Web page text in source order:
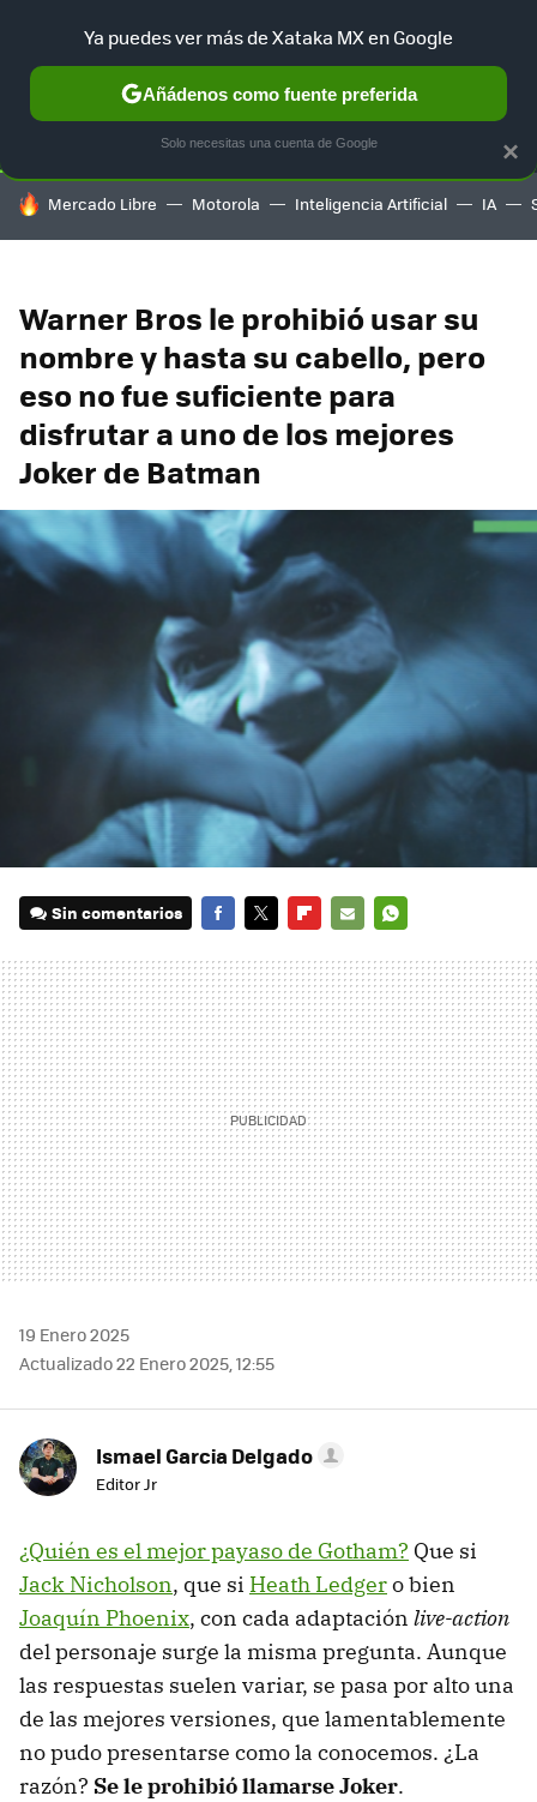
SELECCIÓN GAMING HOME AUTO TERRITORIO
HOY SE HABLA DE
Mercado Libre Motorola Inteligencia Artificial IA
Warner Bros le prohibió usar su
nombre y hasta su cabello, pero
eso no fue suficiente para
disfrutar a uno de los mejores
Joker de Batman
Sin comentarios
MAIL
19 Enero 2025
Actualizado 22 Enero 2025, 12:55
Ismael Garcia Delgado
Editor Jr
¿Quién es el mejor payaso de Gotham? Que si
Jack Nicholson, que si Heath Ledgero bien
Joaquín Phoenix, con cada adaptación live-action
del personaje surge la misma pregunta. Aunque
las respuestas suelen variar, se pasa por alto una
de las mejores versiones, que lamentablemente
no pudo presentarse como la conocemos. ¿La
razón? Se le prohibió llamarse Joker.
×
Ya puedes ver más de Xataka MX en Google
Añádenos como fuente preferida
Solo necesitas una cuenta de Google